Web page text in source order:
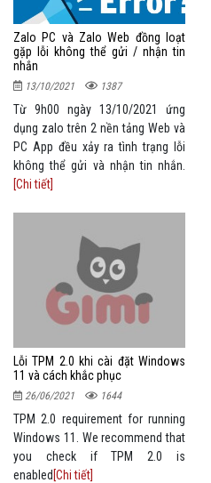
Zalo PC và Zalo Web đồng loạt
gặp lỗi không thể gửi / nhận tin
nhắn
13/10/2021 1387
Từ 9h00 ngày 13/10/2021 ứng
dụng zalo trên 2 nền tảng Web và
PC App đều xảy ra tình trạng lỗi
không thể gửi và nhận tin nhắn.
[Chi tiết]
Lỗi TPM 2.0 khi cài đặt Windows
11 và cách khắc phục
26/06/2021 1644
TPM 2.0 requirement for running
Windows 11. We recommend that
you check if TPM 2.0 is
enabled [Chi tiết]